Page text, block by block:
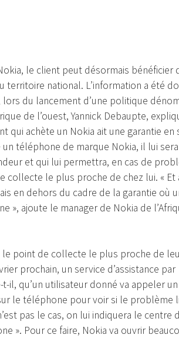
le client peut désormais bénéficier
national. L’information a été
du lancement d’une politique
de l’ouest, Yannick Debaupte,
qui achète un Nokia ait une garantie en
téléphone de marque Nokia, il lui
et qui lui permettra, en cas de
le plus proche de chez lui. « Et
en dehors du cadre de la garantie où
», ajoute le manager de Nokia de
point de collecte le plus proche de
prochain, un service d’assistance par
il, qu’un utilisateur donné va appeler
le téléphone pour voir si le problème
pas le cas, on lui indiquera le centre
». Pour ce faire, Nokia va ouvrir